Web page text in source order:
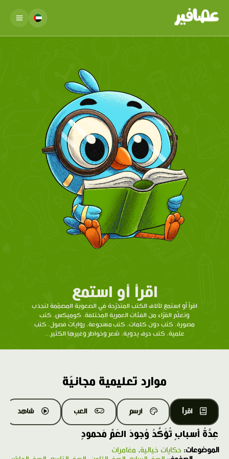
اقرأ أو استمع
اقرأ أو استمع لآلاف الكتب المتدرّحة في الصعوبة المصمّمة لتجذب
وتعلّم القرّاء من الفئات العمرية المختلفة. كوميكس، كتب
مصورة، كتب دون كلمات، كتب مسجوعة، روايات فصول، كتب
علمية، كتب حرف يدوية، شعر وخواطر وغيرها الكثير...
موارد تعليمية مجانيّة
اقرأ ارسم العب شاهد
عِدَّةُ أَسبابٍ تُؤَكِّدُ وُجودَ العَمِّ مَحمودٍ
الموضوعات: حكايات خيالية، مغامرات